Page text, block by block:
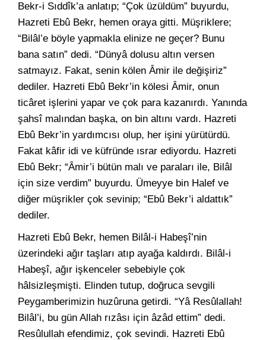
Bekr-i Sıddîk’a anlatıp; “Çok üzüldüm” buyurdu,
Hazreti Ebû Bekr, hemen oraya gitti. Müşriklere;
“Bilâl’e böyle yapmakla elinize ne geçer? Bunu
bana satın” dedi. “Dünyâ dolusu altın versen
satmayız. Fakat, senin kölen Âmir ile değişiriz”
dediler. Hazreti Ebû Bekr’in kölesi Âmir, onun
ticâret işlerini yapar ve çok para kazanırdı. Yanında
şahsî malından başka, on bin altını vardı. Hazreti
Ebû Bekr’in yardımcısı olup, her işini yürütürdü.
Fakat kâfir idi ve küfründe ısrar ediyordu. Hazreti
Ebû Bekr; “Âmir’i bütün malı ve paraları ile, Bilâl
için size verdim” buyurdu. Ümeyye bin Halef ve
diğer müşrikler çok sevinip; “Ebû Bekr’i aldattık”
dediler.
Hazreti Ebû Bekr, hemen Bilâl-i Habeşî’nin
üzerindeki ağır taşları atıp ayağa kaldırdı. Bilâl-i
Habeşî, ağır işkenceler sebebiyle çok
hâlsizleşmişti. Elinden tutup, doğruca sevgili
Peygamberimizin huzûruna getirdi. “Yâ Resûlallah!
Bilâl’i, bu gün Allah rızâsı için âzâd ettim” dedi.
Resûlullah efendimiz, çok sevindi. Hazreti Ebû